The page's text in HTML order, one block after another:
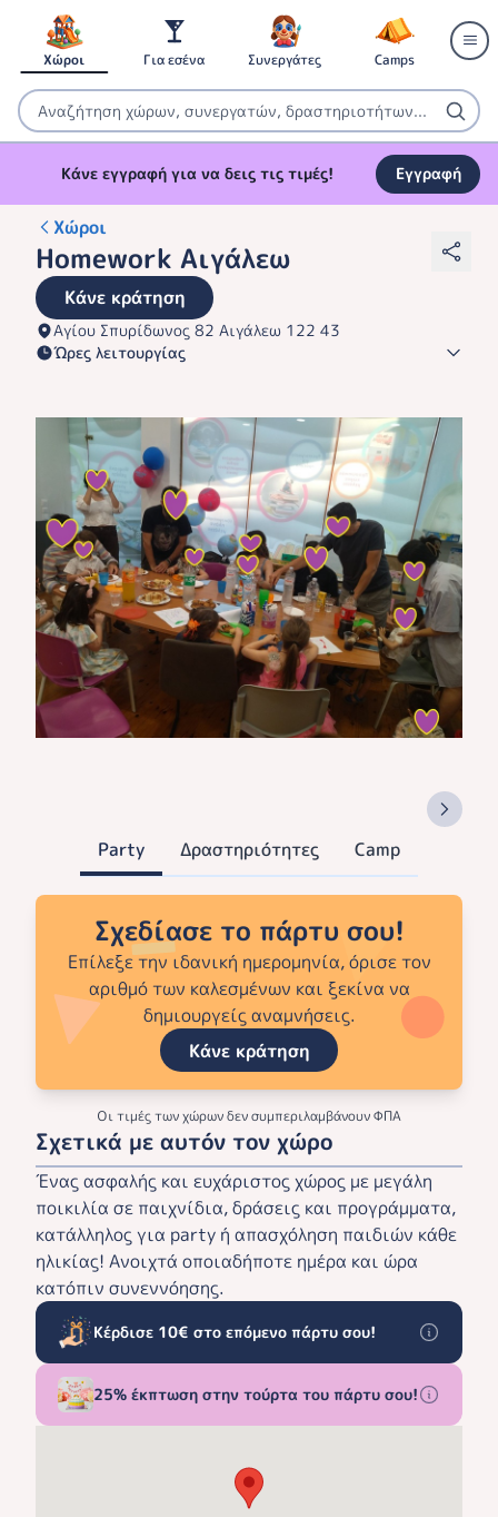
Χώροι Για εσένα Συνεργάτες Camps
Κάνε εγγραφή για να δεις τις τιμές! Εγγραφή
Χώροι
Homework Αιγάλεω
Κάνε κράτηση
Αγίου Σπυρίδωνος 82 Αιγάλεω 122 43
Ώρες λειτουργίας
Party Δραστηριότητες Camp
Σχεδίασε το πάρτυ σου!
Επίλεξε την ιδανική ημερομηνία, όρισε τον
αριθμό των καλεσμένων και ξεκίνα να
δημιουργείς αναμνήσεις.
Κάνε κράτηση
Οι τιμές των χώρων δεν συμπεριλαμβάνουν ΦΠΑ
Σχετικά με αυτόν τον χώρο
Ένας ασφαλής και ευχάριστος χώρος με μεγάλη
ποικιλία σε παιχνίδια, δράσεις και προγράμματα,
κατάλληλος για party ή απασχόληση παιδιών κάθε
ηλικίας! Ανοιχτά οποιαδήποτε ημέρα και ώρα
κατόπιν συνεννόησης.
Κέρδισε 10€ στο επόμενο πάρτυ σου!
25% έκπτωση στην τούρτα του πάρτυ σου!